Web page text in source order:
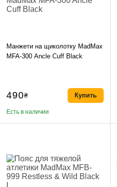
Манжети на щиколотку MadMax
MFA-300 Ancle Cuff Black
490₴
Есть в наличии
Купить